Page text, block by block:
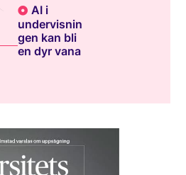
AI i
undervisnin
gen kan bli
en dyr vana